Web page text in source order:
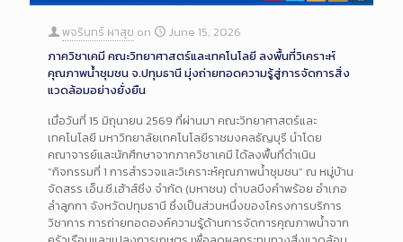
พจรินทร์ ผาสุข on
June 15, 2026
ภาควิชาเคมี คณะวิทยาศาสตร์และเทคโนโลยี ลงพื้นที่วิเคราะห์
คุณภาพน้ำชุมชน จ.ปทุมธานี มุ่งถ่ายทอดความรู้สู่การจัดการสิ่ง
แวดล้อมอย่างยั่งยืน
เมื่อวันที่ 15 มิถุนายน 2569 ที่ผ่านมา คณะวิทยาศาสตร์และ
เทคโนโลยี มหาวิทยาลัยเทคโนโลยีราชมงคลธัญบุรี นำโดย
คณาจารย์และนักศึกษาจากภาควิชาเคมี ได้ลงพื้นที่ดำเนิน
“กิจกรรมที่ 1 การสำรวจและวิเคราะห์คุณภาพน้ำชุมชน” ณ หมู่บ้าน
จัดสรร เอ็น.ซี.เฮ้าส์ซิ่ง จำกัด (มหาชน) ตำบลบึงคำพร้อย อำเภอ
ลำลูกกา จังหวัดปทุมธานี ซึ่งเป็นส่วนหนึ่งของโครงการบริการ
วิชาการ การถ่ายทอดองค์ความรู้ด้านการจัดการคุณภาพน้ำจาก